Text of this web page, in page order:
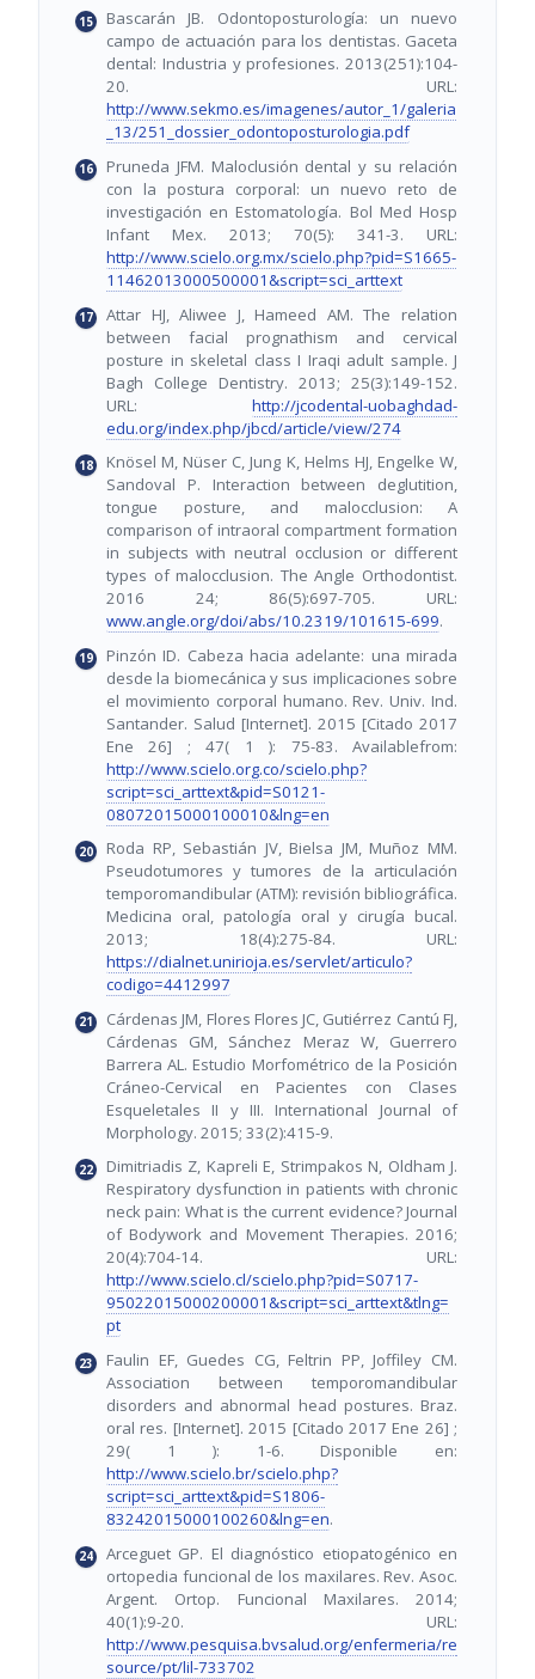
Bascarán JB. Odontoposturología: un nuevo
campo de actuación para los dentistas. Gaceta
dental: Industria y profesiones. 2013(251):104-
20. URL:
http://www.sekmo.es/imagenes/autor_1/galeria
_13/251_dossier_odontoposturologia.pdf
Pruneda JFM. Maloclusión dental y su relación
con la postura corporal: un nuevo reto de
investigación en Estomatología. Bol Med Hosp
Infant Mex. 2013; 70(5): 341-3. URL:
http://www.scielo.org.mx/scielo.php?pid=S1665-
11462013000500001&script=sci_arttext
Attar HJ, Aliwee J, Hameed AM. The relation
between facial prognathism and cervical
posture in skeletal class I Iraqi adult sample. J
Bagh College Dentistry. 2013; 25(3):149-152.
URL: http://jcodental-uobaghdad-
edu.org/index.php/jbcd/article/view/274
Knösel M, Nüser C, Jung K, Helms HJ, Engelke W,
Sandoval P. Interaction between deglutition,
tongue posture, and malocclusion: A
comparison of intraoral compartment formation
in subjects with neutral occlusion or different
types of malocclusion. The Angle Orthodontist.
2016 24; 86(5):697-705. URL:
www.angle.org/doi/abs/10.2319/101615-699.
Pinzón ID. Cabeza hacia adelante: una mirada
desde la biomecánica y sus implicaciones sobre
el movimiento corporal humano. Rev. Univ. Ind.
Santander. Salud [Internet]. 2015 [Citado 2017
Ene 26] ; 47( 1 ): 75-83. Availablefrom:
http://www.scielo.org.co/scielo.php?
script=sci_arttext&pid=S0121-
08072015000100010&lng=en
Roda RP, Sebastián JV, Bielsa JM, Muñoz MM.
Pseudotumores y tumores de la articulación
temporomandibular (ATM): revisión bibliográfica.
Medicina oral, patología oral y cirugía bucal.
2013; 18(4):275-84. URL:
https://dialnet.unirioja.es/servlet/articulo?
codigo=4412997
Cárdenas JM, Flores Flores JC, Gutiérrez Cantú FJ,
Cárdenas GM, Sánchez Meraz W, Guerrero
Barrera AL. Estudio Morfométrico de la Posición
Cráneo-Cervical en Pacientes con Clases
Esqueletales II y III. International Journal of
Morphology. 2015; 33(2):415-9.
Dimitriadis Z, Kapreli E, Strimpakos N, Oldham J.
Respiratory dysfunction in patients with chronic
neck pain: What is the current evidence? Journal
of Bodywork and Movement Therapies. 2016;
20(4):704-14. URL:
http://www.scielo.cl/scielo.php?pid=S0717-
95022015000200001&script=sci_arttext&tlng=
pt
Faulin EF, Guedes CG, Feltrin PP, Joffiley CM.
Association between temporomandibular
disorders and abnormal head postures. Braz.
oral res. [Internet]. 2015 [Citado 2017 Ene 26] ;
29( 1 ): 1-6. Disponible en:
http://www.scielo.br/scielo.php?
script=sci_arttext&pid=S1806-
83242015000100260&lng=en.
Arceguet GP. El diagnóstico etiopatogénico en
ortopedia funcional de los maxilares. Rev. Asoc.
Argent. Ortop. Funcional Maxilares. 2014;
40(1):9-20. URL:
http://www.pesquisa.bvsalud.org/enfermeria/re
source/pt/lil-733702